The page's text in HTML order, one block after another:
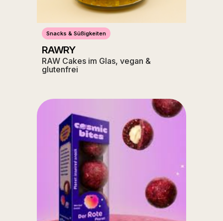
Snacks & Süßigkeiten
RAWRY
RAW Cakes im Glas, vegan &
glutenfrei